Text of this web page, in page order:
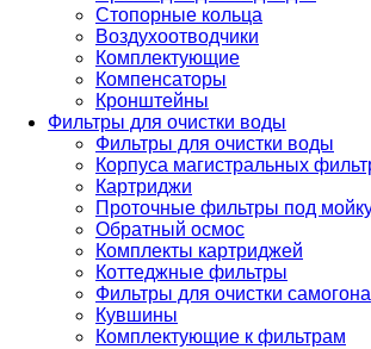
Стопорные кольца
Воздухоотводчики
Комплектующие
Компенсаторы
Кронштейны
Фильтры для очистки воды
Фильтры для очистки воды
Корпуса магистральных
Картриджи
Проточные фильтры под
Обратный осмос
Комплекты картриджей
Коттеджные фильтры
Фильтры для очистки самогона
Кувшины
Комплектующие к фильтрам